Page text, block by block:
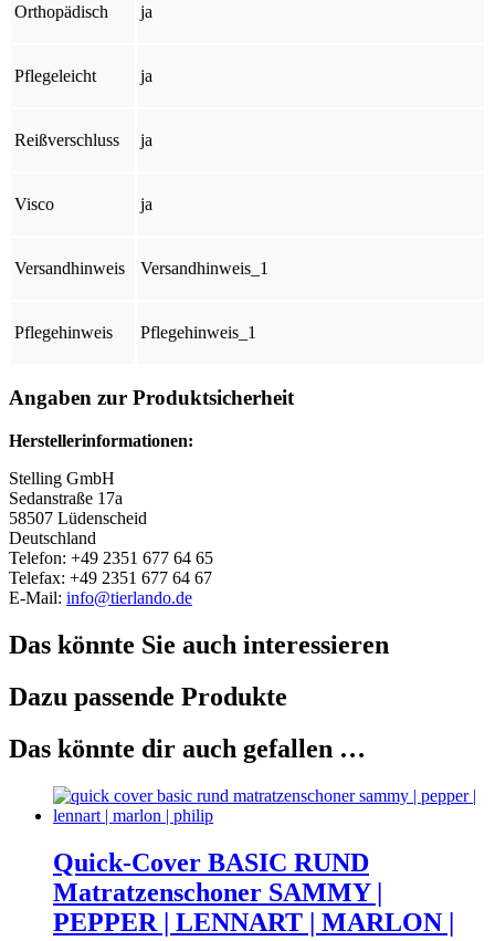
Orthopädisch ja
Pflegeleicht ja
Reißverschluss ja
Visco ja
Versandhinweis Versandhinweis_1
Pflegehinweis Pflegehinweis_1
Angaben zur Produktsicherheit
Herstellerinformationen:
Stelling GmbH
Sedanstraße 17a
58507 Lüdenscheid
Deutschland
Telefon: +49 2351 677 64 65
Telefax: +49 2351 677 64 67
E-Mail: info@tierlando.de
Das könnte Sie auch interessieren
Dazu passende Produkte
Das könnte dir auch gefallen …
Quick-Cover BASIC RUND
Matratzenschoner SAMMY |
PEPPER | LENNART | MARLON |